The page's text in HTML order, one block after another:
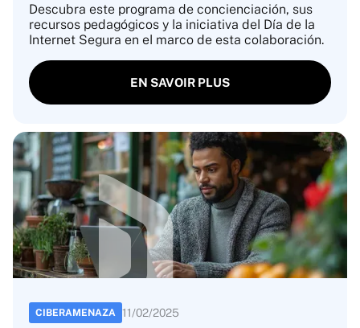
Descubra este programa de concienciación, sus
recursos pedagógicos y la iniciativa del Día de la
Internet Segura en el marco de esta colaboración.
EN SAVOIR PLUS
CIBERAMENAZA 11/02/2025